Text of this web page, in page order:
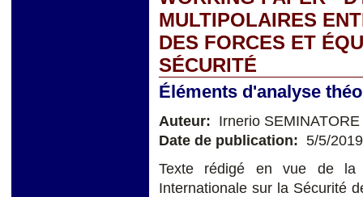
MULTIPOLAIRES
DES FORCES ET
SÉCURITÉ
Éléments d'analyse
Auteur: Irnerio SEMINATORE
Date de publication: 5/5/2019
Texte rédigé en vue de la
Internationale sur la Sécurité